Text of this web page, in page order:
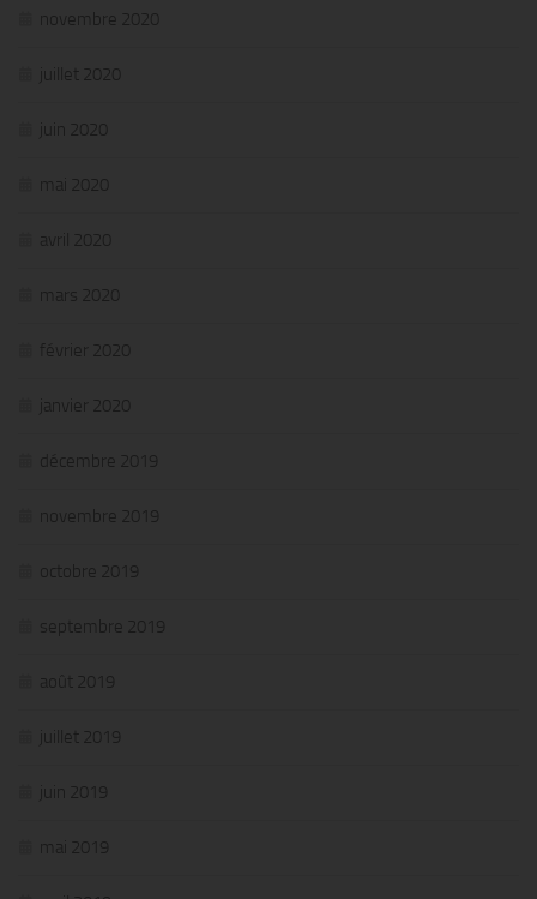
novembre 2020
juillet 2020
juin 2020
mai 2020
avril 2020
mars 2020
février 2020
janvier 2020
décembre 2019
novembre 2019
octobre 2019
septembre 2019
août 2019
juillet 2019
juin 2019
mai 2019